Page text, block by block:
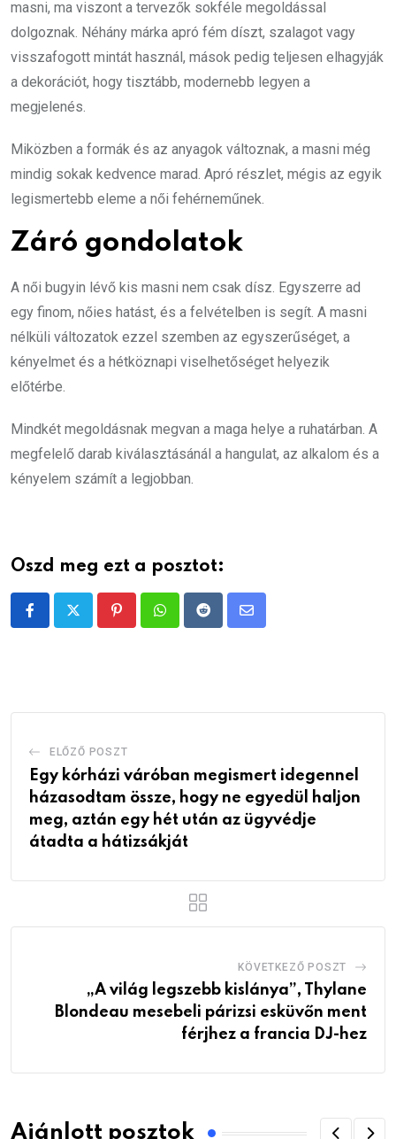
masni, ma viszont a tervezők sokféle megoldással
dolgoznak. Néhány márka apró fém díszt, szalagot vagy
visszafogott mintát használ, mások pedig teljesen elhagyják
a dekorációt, hogy tisztább, modernebb legyen a
megjelenés.
Miközben a formák és az anyagok változnak, a masni még
mindig sokak kedvence marad. Apró részlet, mégis az egyik
legismertebb eleme a női fehérneműnek.
Záró gondolatok
A női bugyin lévő kis masni nem csak dísz. Egyszerre ad
egy finom, nőies hatást, és a felvételben is segít. A masni
nélküli változatok ezzel szemben az egyszerűséget, a
kényelmet és a hétköznapi viselhetőséget helyezik
előtérbe.
Mindkét megoldásnak megvan a maga helye a ruhatárban. A
megfelelő darab kiválasztásánál a hangulat, az alkalom és a
kényelem számít a legjobban.
Oszd meg ezt a posztot:
PinterestWhatsappRedditShare
ELŐZŐ POSZT
Egy kórházi váróban megismert idegennel
házasodtam össze, hogy ne egyedül haljon
meg, aztán egy hét után az ügyvédje
átadta a hátizsákját
KÖVETKEZŐ POSZT
„A világ legszebb kislánya”, Thylane
Blondeau mesebeli párizsi esküvőn ment
férjhez a francia DJ-hez
Ajánlott posztok